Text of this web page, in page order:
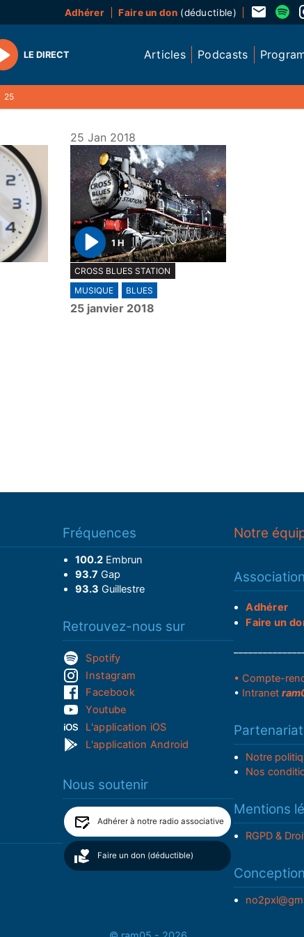
Adhérer Faire un don(déductible)
Play
LE DIRECT Articles Podcasts
25
25 Jan 2018
P
l
a
y
1 H
CROSS BLUES STATION
MUSIQUE
BLUES
25 janvier 2018
Fréquences
100.2Embrun
93.7 Gap
93.3 Guillestre
Retrouvez-nous sur
Spotify
Instagram
Facebook
Youtube
L'application iOS
L'application Android
Nous soutenir
Adhérer à notre radio associative
Faire un don (déductible)
Notre
Association
Adhérer
Faire un
• Compte-
• Intranet
Notre
Nos
Mentions
RGPD &